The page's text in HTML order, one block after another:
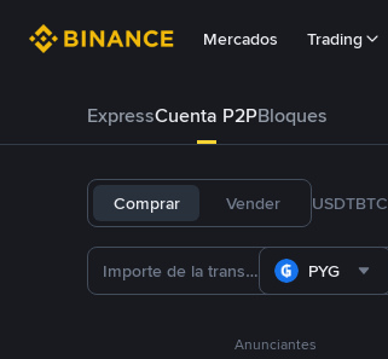
Mercados Trading
ExpressCuenta P2PBloques
Comprar Vender USDTBTC
PYG
Anunciantes